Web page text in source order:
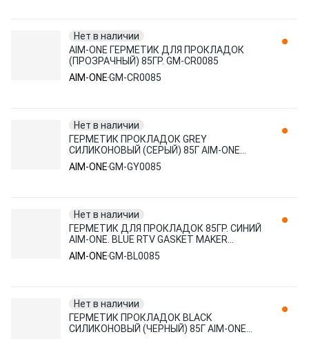
Нет в наличии
AIM-ONE ГЕРМЕТИК ДЛЯ ПРОКЛАДОК
(ПРОЗРАЧНЫЙ) 85ГР. GM-CR0085
AIM-ONEGM-CR0085
Нет в наличии
ГЕРМЕТИК ПРОКЛАДОК GREY
СИЛИКОНОВЫЙ (СЕРЫЙ) 85Г AIM-ONE
/1/12 NEW GM-GY0085
AIM-ONEGM-GY0085
Нет в наличии
ГЕРМЕТИК ДЛЯ ПРОКЛАДОК 85ГР. СИНИЙ
AIM-ONE. BLUE RTV GASKET MAKER
NEUTRAL TYPE GM-BL0085 (85ГР)
AIM-ONEGM-BL0085
Нет в наличии
ГЕРМЕТИК ПРОКЛАДОК BLACK
СИЛИКОНОВЫЙ (ЧЕРНЫЙ) 85Г AIM-ONE